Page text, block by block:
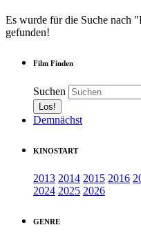
Es wurde für die Suche nach
gefunden!
Film Finden
Suchen
Demnächst
KINOSTART
2013 2014 2015 2016
2024 2025 2026
GENRE